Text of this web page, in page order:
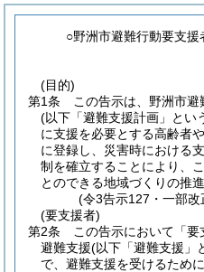
○野洲市避難行動要支援
(目的)
第1条
この告示は、野洲市
(以下「避難支援計画」とい
に支援を必要とする高齢者
に登録し、災害時における
制を確立することにより、
とのできる地域づくりの推
(令3告示127・一部改
(要支援者)
第2条
この告示において「
避難支援(以下「避難支援」
で、避難支援を受けるため